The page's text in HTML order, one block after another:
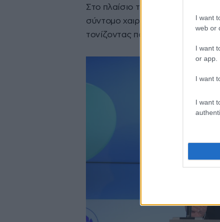
I want
web or
I want
or app.
I want
I want
Στο πλαίσιο της εκδήλωσης, ο
σύντομο χαιρετισμό,
τονίζοντας παράλληλα τη